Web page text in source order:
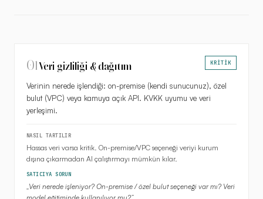
01Veri gizliliği & dağıtım KRİTİK
Verinin nerede işlendiği: on-premise (kendi sunucunuz), özel
bulut (VPC) veya kamuya açık API. KVKK uyumu ve veri
yerleşimi.
NASIL TARTILIR
Hassas veri varsa kritik. On-premise/VPC seçeneği veriyi kurum
dışına çıkarmadan AI çalıştırmayı mümkün kılar.
SATICIYA SORUN
„Veri nerede işleniyor? On-premise / özel bulut seçeneği var mı? Veri